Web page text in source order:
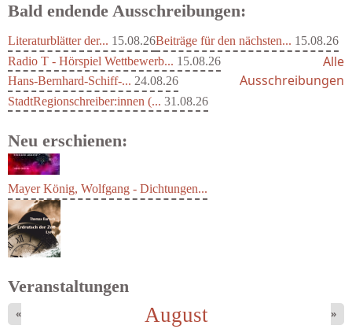
Bald endende Ausschreibungen:
Literaturblätter der... 15.08.26Beiträge für den nächsten... 15.08.26
Radio T - Hörspiel Wettbewerb... 15.08.26
Hans-Bernhard-Schiff-... 24.08.26
StadtRegionschreiber:innen (... 31.08.26
Alle
Ausschreibungen
Neu erschienen:
Bartsch, Thomas - Erdrutsch der...
Mayer König, Wolfgang - Dichtungen...
Veranstaltungen
August
« »